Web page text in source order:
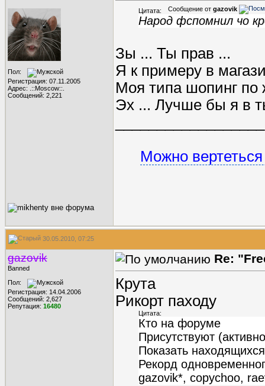
Пол:
Регистрация: 07.11.2005
Адрес: .::Moscow::.
Сообщений: 2,221
Цитата: Сообщение от gazovik
Народ фспомнил чо
Зы ... Ты прав ...
Я к примеру в
Моя типа шопинг по
Эх ... Лучше бы я в
Можно
30.05.2010, 07:25
gazovik
Banned
Пол:
Регистрация: 14.04.2006
Сообщений: 2,627
Репутация: 16480
Re:
Крута
Рикорт паходу
Цитата:
Кто на форуме
Присутствуют
Показать
Рекорд
gazovik*, copychoo,